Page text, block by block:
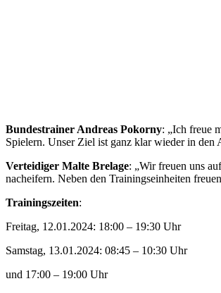
Bundestrainer Andreas Pokorny: „Ich freue
Spielern. Unser Ziel ist ganz klar wieder in
Verteidiger Malte Brelage: „Wir freuen uns
nacheifern. Neben den Trainingseinheiten
Trainingszeiten:
Freitag, 12.01.2024: 18:00 – 19:30 Uhr
Samstag, 13.01.2024: 08:45 – 10:30 Uhr
und 17:00 – 19:00 Uhr